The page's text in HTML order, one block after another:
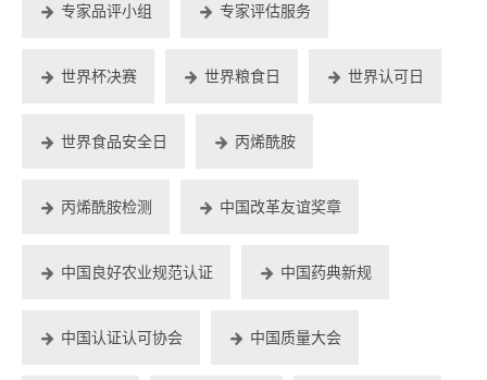
专家品评小组 专家评估服务
世界杯决赛 世界粮食日 世界认可日
世界食品安全日 丙烯酰胺
丙烯酰胺检测 中国改革友谊奖章
中国良好农业规范认证 中国药典新规
中国认证认可协会 中国质量大会